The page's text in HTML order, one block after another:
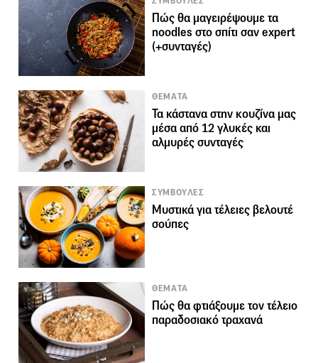
Πώς θα μαγειρέψουμε τα
noodles στο σπίτι σαν expert
(+συνταγές)
ΘΕΜΑΤΑ
Τα κάστανα στην κουζίνα μας
μέσα από 12 γλυκές και
αλμυρές συνταγές
ΣΥΜΒΟΥΛΕΣ
Μυστικά για τέλειες βελουτέ
σούπες
ΘΕΜΑΤΑ
Πώς θα φτιάξουμε τον τέλειο
παραδοσιακό τραχανά